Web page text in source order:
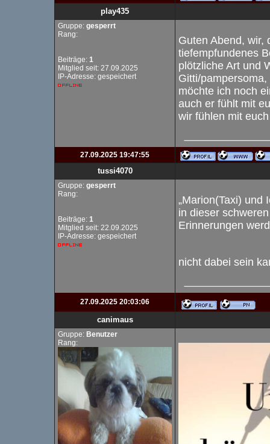
play435
Gruppe: gesperrt
Rang:
Beiträge: 1
Mitglied seit: 27.09.2025
IP-Adresse: gespeichert
Guten Abend, wir,
tiefempfundenes
plötzliche Art und
Gitti/
möchte ich noch
auch er fühlt mit
wir fühlen mit
27.09.2025 19:47:55
tussi4070
Gruppe: gesperrt
Rang:
Beiträge: 1
Mitglied seit: 22.09.2025
IP-Adresse: gespeichert
„Marion(Taxi) und
in dieser
Erinnerungen
nicht dabei sein
27.09.2025 20:03:06
canimaus
Gruppe: Benutzer
Rang: